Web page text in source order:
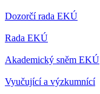
Dozorčí rada EKÚ
Rada EKÚ
Akademický sněm EKÚ
Vyučující a výzkumnící